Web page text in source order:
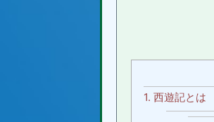
1. 西遊記とは